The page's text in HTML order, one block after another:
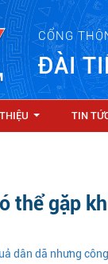
CỔNG
ĐÀI
TIN
thể gặp
dân dã nhưng